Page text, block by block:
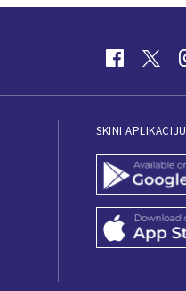
SKINI APLIKACIJU